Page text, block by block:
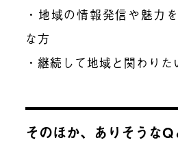
・地域の情報発信や魅力
な方
・継続して地域と関わりた
そのほか、ありそうな